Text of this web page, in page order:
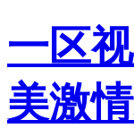
一区
美激